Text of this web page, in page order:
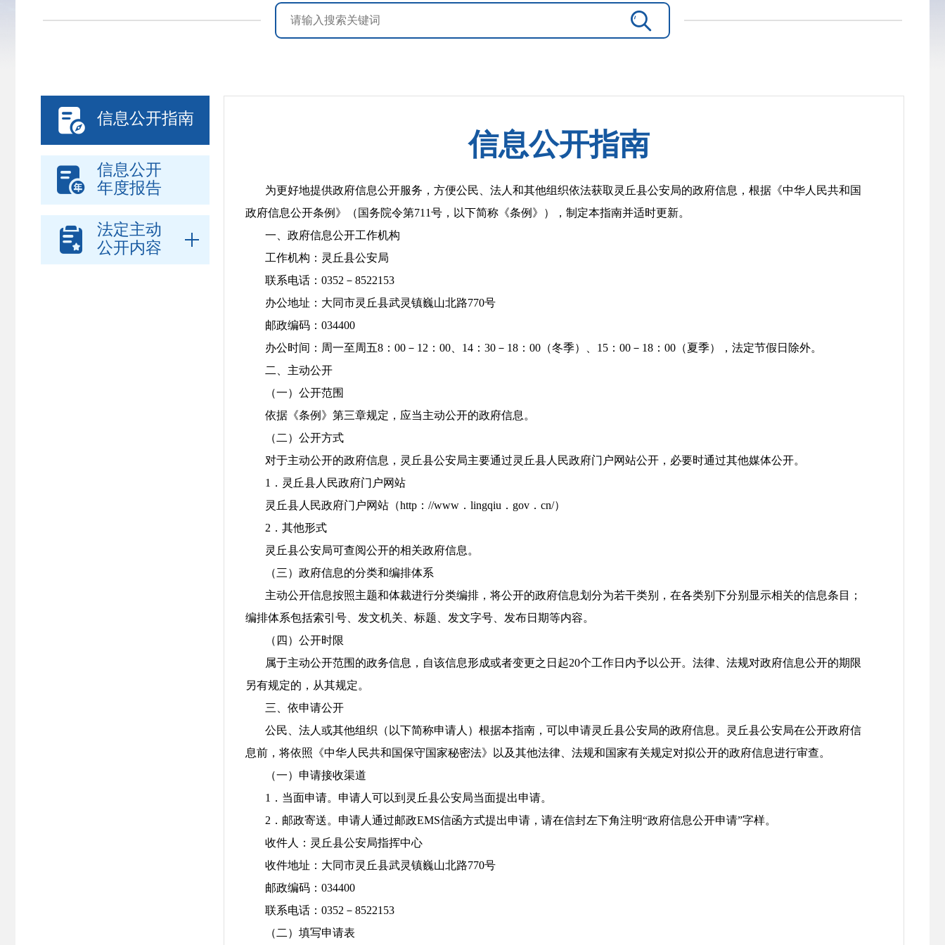

 信息公开指南

信息公开
年度报告

法定主动
公开内容
信息公开指南
为更好地提供政府信息公开服务，方便公民、法人和其他组织依法获取灵丘县公安局的政府信息，根据《中华人民共和国
政府信息公开条例》（国务院令第711号，以下简称《条例》），制定本指南并适时更新。
一、政府信息公开工作机构
工作机构：灵丘县公安局
联系电话：0352－8522153
办公地址：大同市灵丘县武灵镇巍山北路770号
邮政编码：034400
办公时间：周一至周五8：00－12：00、14：30－18：00（冬季）、15：00－18：00（夏季），法定节假日除外。
二、主动公开
（一）公开范围
依据《条例》第三章规定，应当主动公开的政府信息。
（二）公开方式
对于主动公开的政府信息，灵丘县公安局主要通过灵丘县人民政府门户网站公开，必要时通过其他媒体公开。
1．灵丘县人民政府门户网站
灵丘县人民政府门户网站（http：//www．lingqiu．gov．cn/）
2．其他形式
灵丘县公安局可查阅公开的相关政府信息。
（三）政府信息的分类和编排体系
主动公开信息按照主题和体裁进行分类编排，将公开的政府信息划分为若干类别，在各类别下分别显示相关的信息条目；
编排体系包括索引号、发文机关、标题、发文字号、发布日期等内容。
（四）公开时限
属于主动公开范围的政务信息，自该信息形成或者变更之日起20个工作日内予以公开。法律、法规对政府信息公开的期限
另有规定的，从其规定。
三、依申请公开
公民、法人或其他组织（以下简称申请人）根据本指南，可以申请灵丘县公安局的政府信息。灵丘县公安局在公开政府信
息前，将依照《中华人民共和国保守国家秘密法》以及其他法律、法规和国家有关规定对拟公开的政府信息进行审查。
（一）申请接收渠道
1．当面申请。申请人可以到灵丘县公安局当面提出申请。
2．邮政寄送。申请人通过邮政EMS信函方式提出申请，请在信封左下角注明“政府信息公开申请”字样。
收件人：灵丘县公安局指挥中心
收件地址：大同市灵丘县武灵镇巍山北路770号
邮政编码：034400
联系电话：0352－8522153
（二）填写申请表